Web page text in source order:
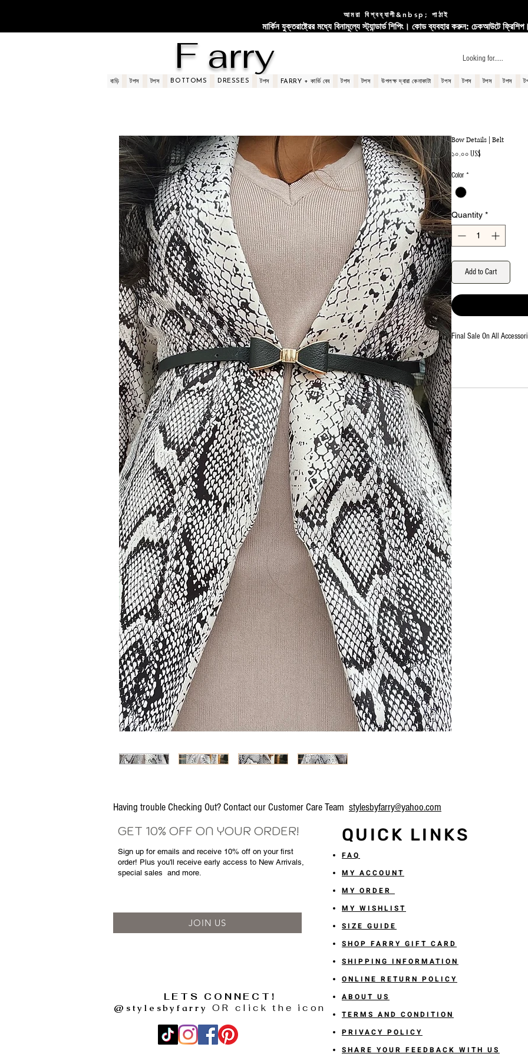
আমরা বিশ্বব্যাপী&nbsp; পাঠাই
মার্কিন যুক্তরাষ্ট্রের মধ্যে বিনামূল্যে স্ট্যান্ডার্ড শিপিং। কোড ব্যবহার করুন: চেকআউটে ফ্রিশিপ।
F arry
বাড়ি টপস টপস BOTTOMS DRESSES টপস FARRY + কার্ভি বেব টপস টপস উপলক্ষ দ্বারা কেনাকাটা টপস টপস টপস টপস
Bow Details | Belt
১০.০০ US$
Color *
Quantity *
Add to Cart
Final Sale On All
Having trouble Checking Out? Contact our Customer Care Team stylesbyfarry@yahoo.com
GET 10% OFF ON YOUR ORDER! QUICK LINKS
Sign up for emails and receive 10% off on your first
order! Plus you'll receive early access to New Arrivals,
special sales and more.
JOIN US
LETS CONNECT!
@stylesbyfarry
OR click the icon
FAQ
MY ACCOUNT
MY ORDER
MY WISHLIST
SIZE GUIDE
SHOP FARRY GIFT CARD
SHIPPING INFORMATION
ONLINE RETURN POLICY
ABOUT US
TERMS AND CONDITION
PRIVACY POLICY
SHARE YOUR FEEDBACK WITH US